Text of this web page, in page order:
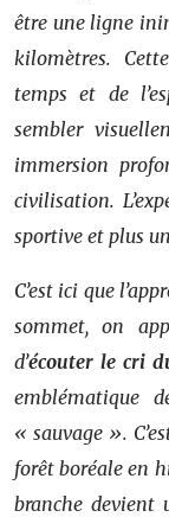
être une ligne
kilomètres.
temps et de
sembler
immersion
civilisation.
sportive et plus
C’est ici que
sommet, on
d’écouter le cri
emblématique
« sauvage ».
forêt boréale en
branche devient